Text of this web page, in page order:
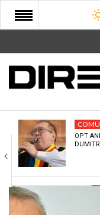
START
COMUNITATE
CULTURA
ECONOMIE
SANATATE
SPORT
OPT